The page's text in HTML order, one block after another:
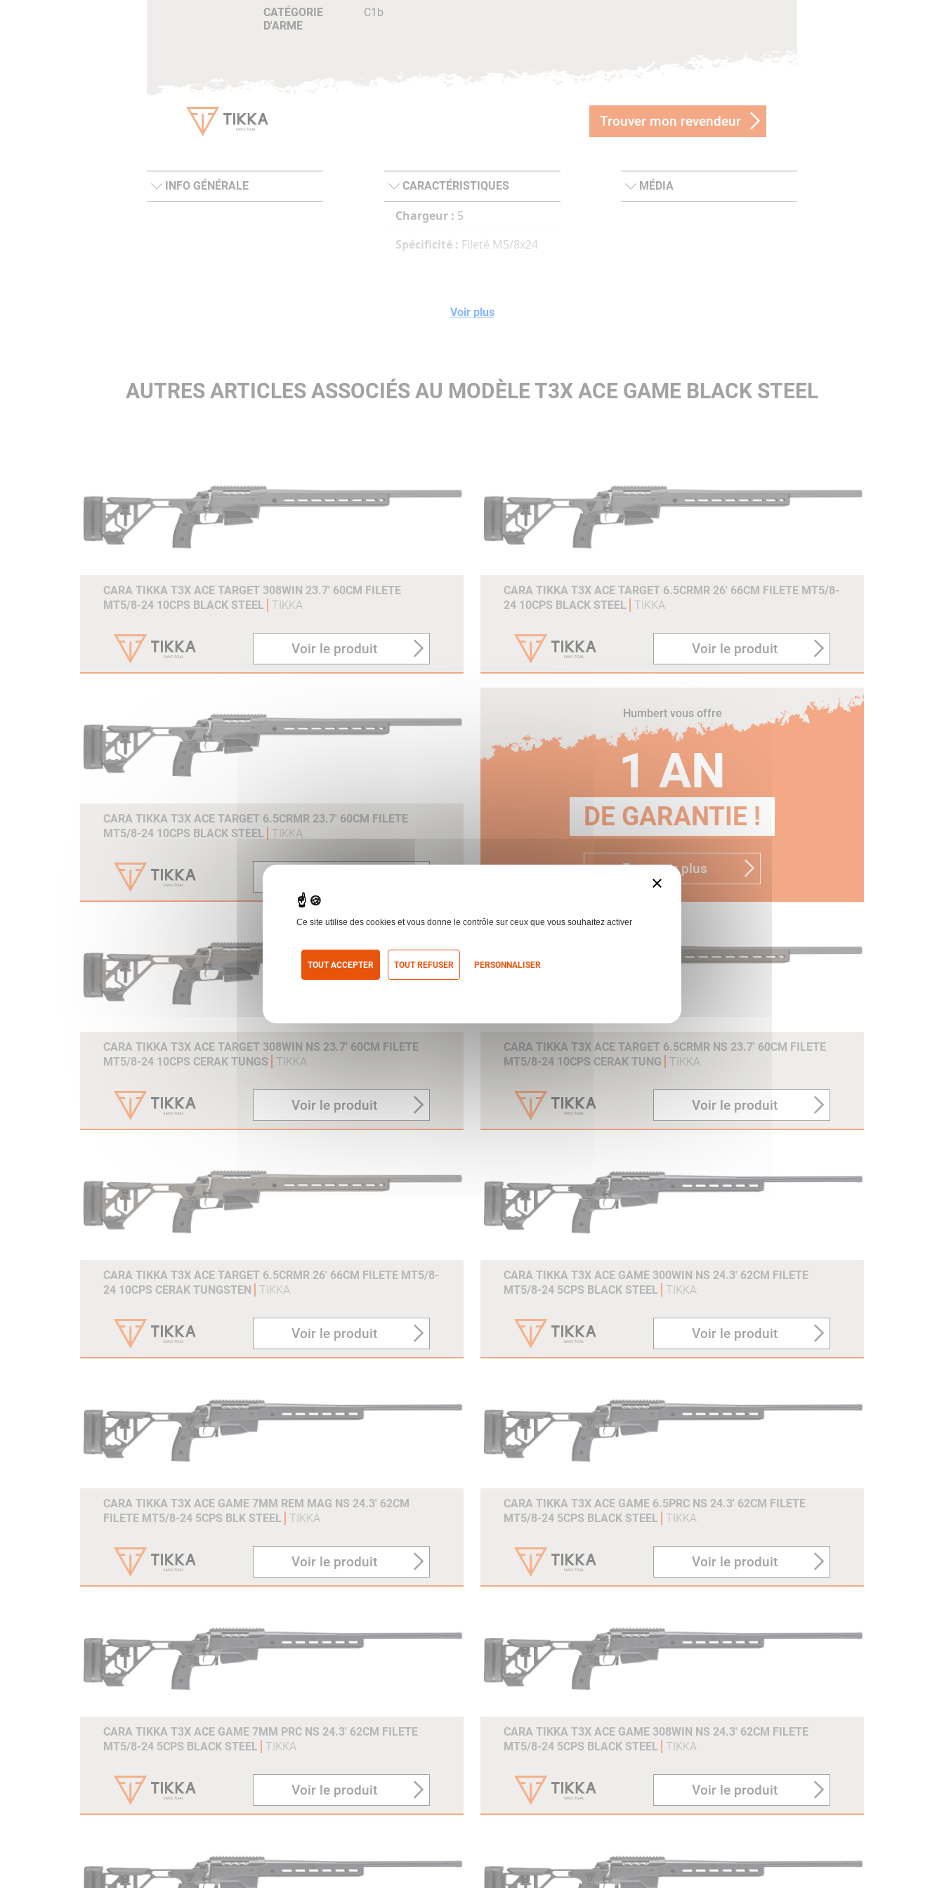
CATÉGORIE
D'ARME
C1b
Trouver mon revendeur
INFO GÉNÉRALE CARACTÉRISTIQUES
Chargeur : 5
Spécificité : Fileté M5/8x24
MÉDIA
Voir plus
AUTRES ARTICLES ASSOCIÉS AU MODÈLE T3X ACE GAME BLACK STEEL
CARA TIKKA T3X ACE TARGET 308WIN 23.7' 60CM FILETE
MT5/8-24 10CPS BLACK STEEL
TIKKA
Voir le produit
CARA TIKKA T3X ACE TARGET 6.5CRMR 26' 66CM FILETE MT5/8-
24 10CPS BLACK STEEL
TIKKA
Voir le produit
CARA TIKKA T3X ACE TARGET 6.5CRMR 23.7' 60CM FILETE
MT5/8-24 10CPS BLACK STEEL
TIKKA
Humbert vous offre
1 AN
DE GARANTIE !
En savoir plus
CARA TIKKA T3X ACE TARGET 308WIN NS 23.7' 60CM FILETE
MT5/8-24 10CPS CERAK TUNGS
TIKKA
Voir le produit
CARA TIKKA T3X ACE TARGET 6.5CRMR NS 23.7' 60CM FILETE
MT5/8-24 10CPS CERAK TUNG
TIKKA
Voir le produit
CARA TIKKA T3X ACE TARGET 6.5CRMR 26' 66CM FILETE MT5/8-
24 10CPS CERAK TUNGSTEN
TIKKA
Voir le produit
CARA TIKKA T3X ACE GAME 300WIN NS 24.3' 62CM FILETE
MT5/8-24 5CPS BLACK STEEL
TIKKA
Voir le produit
CARA TIKKA T3X ACE GAME 7MM REM MAG NS 24.3' 62CM
FILETE MT5/8-24 5CPS BLK STEEL
TIKKA
Voir le produit
CARA TIKKA T3X ACE GAME 6.5PRC NS 24.3' 62CM FILETE
MT5/8-24 5CPS BLACK STEEL
TIKKA
Voir le produit
CARA TIKKA T3X ACE GAME 7MM PRC NS 24.3' 62CM FILETE
MT5/8-24 5CPS BLACK STEEL
TIKKA
Voir le produit
CARA TIKKA T3X ACE GAME 308WIN NS 24.3' 62CM FILETE
MT5/8-24 5CPS BLACK STEEL
TIKKA
Voir le produit
×
Ce site utilise des cookies et vous donne le contrôle sur ceux que vous souhaitez activer
TOUT ACCEPTER TOUT REFUSER PERSONNALISER